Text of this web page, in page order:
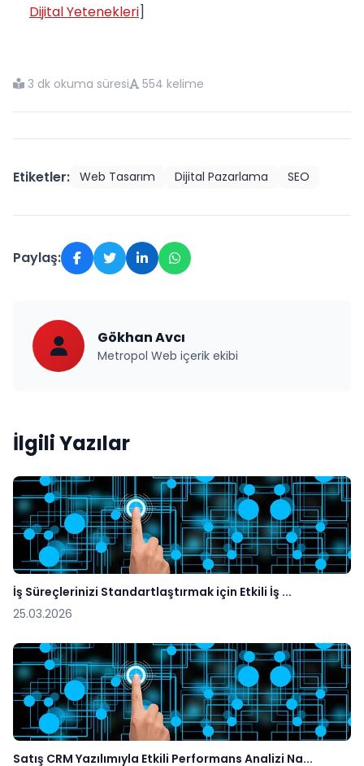
Dijital Yetenekleri]
3 dk okuma süresi 554 kelime
Etiketler: Web Tasarım Dijital Pazarlama SEO
Paylaş:
Gökhan Avcı
Metropol Web içerik ekibi
İlgili Yazılar
İş Süreçlerinizi Standartlaştırmak için Etkili İş ...
25.03.2026
Satış CRM Yazılımıyla Etkili Performans Analizi Na...